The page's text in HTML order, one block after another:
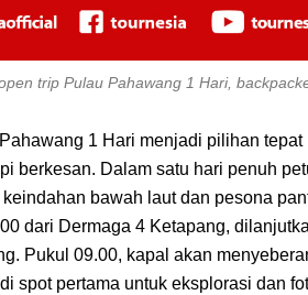
trip Pulau Pahawang 1 Hari,
1 Hari menjadi pilihan
berkesan. Dalam satu hari penuh
bawah laut dan pesona
dari Dermaga 4 Ketapang,
Pukul 09.00, kapal akan
spot pertama untuk eksplorasi dan